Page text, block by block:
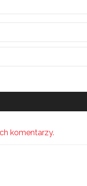
komentarzy.